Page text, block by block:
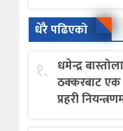
धेरै पढिएको
१. धमेन्द्र
ठक्करबाट एक
प्रहरी